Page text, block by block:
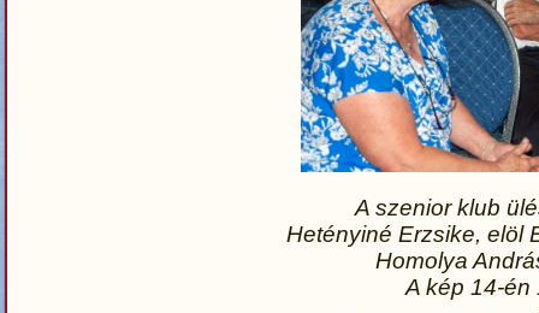
A szenior klub
Hetényiné Erzsike, elöl
Homolya
A kép 14-én